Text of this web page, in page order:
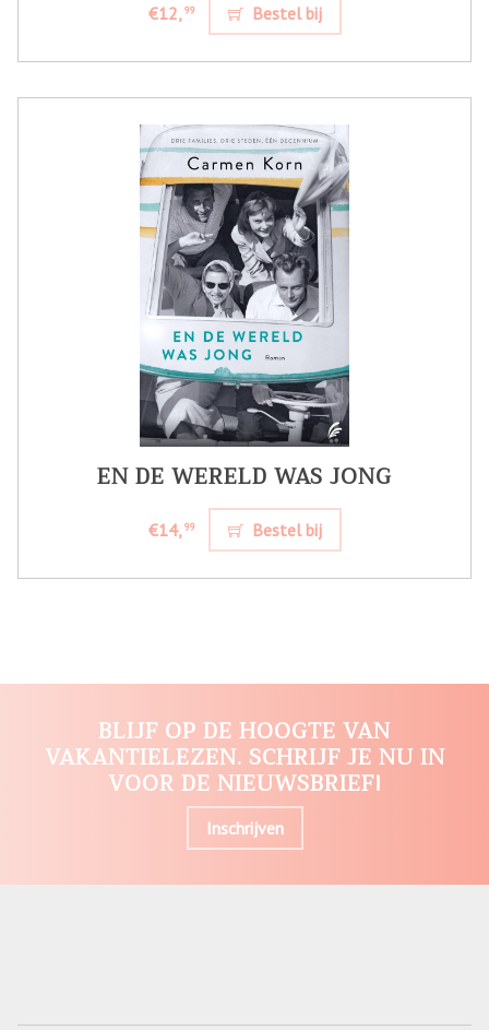
€12,99 Bestel bij
EN DE WERELD WAS JONG
€14,99 Bestel bij
BLIJF OP DE HOOGTE VAN
VAKANTIELEZEN. SCHRIJF JE NU IN
VOOR DE NIEUWSBRIEF!
Inschrijven